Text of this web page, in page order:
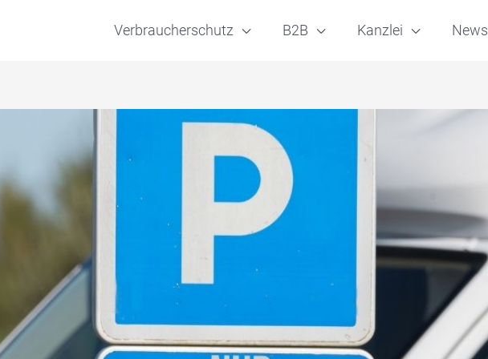
Verbraucherschutz B2B Kanzlei News